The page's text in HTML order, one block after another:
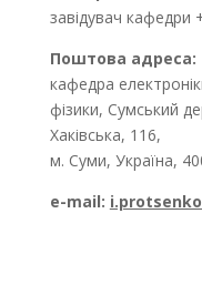
завідувач кафедри
Поштова адреса:
кафедра
фізики, Сумський
Хакiвська, 116,
м. Суми, Україна,
e-mail: